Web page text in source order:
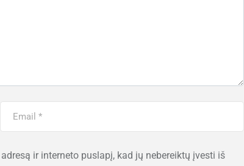
ir interneto puslapį, kad jų nebereiktų įvesti iš